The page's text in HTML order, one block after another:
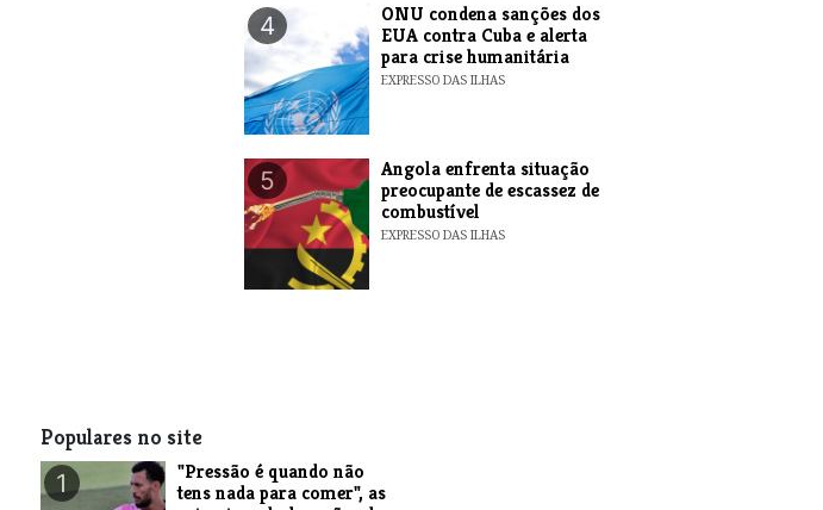
4
ONU condena sanções dos
EUA contra Cuba e alerta
para crise humanitária
EXPRESSO DAS ILHAS
5
Angola enfrenta situação
preocupante de escassez de
combustível
EXPRESSO DAS ILHAS
Populares no site
1
"Pressão é quando não
tens nada para comer", as